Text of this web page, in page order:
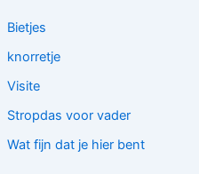
Bietjes
knorretje
Visite
Stropdas voor vader
Wat fijn dat je hier bent